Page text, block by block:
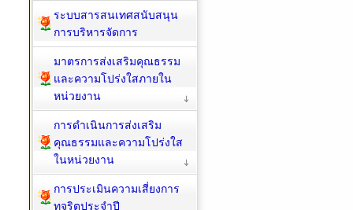
ระบบสารสนเทศสนับสนุน
การบริหารจัดการ
มาตรการส่งเสริมคุณธรรม
และความโปร่งใสภายใน
หน่วยงาน
การดำเนินการส่งเสริม
คุณธรรมและความโปร่งใส
ในหน่วยงาน
การประเมินความเสี่ยงการ
ทุจริตประจำปี